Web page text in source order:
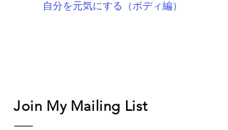
自分を元気にする（ボディ編）
Join My Mailing List